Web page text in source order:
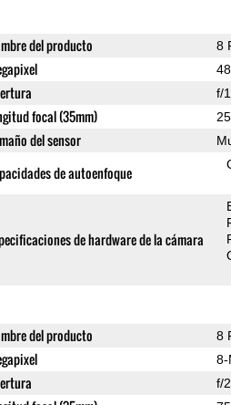
del producto 8
f/
focal (35mm)
del sensor
de autoenfoque
de hardware de la cámara
del producto 8
8-
f/